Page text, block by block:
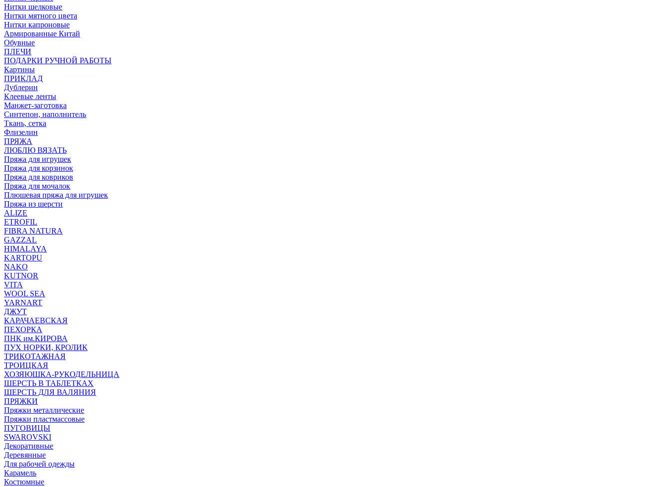
Нитки шелковые
Нитки мятного цвета
Нитки капроновые
Армированные Китай
Обувные
ПЛЕЧИ
ПОДАРКИ РУЧНОЙ РАБОТЫ
Картины
ПРИКЛАД
Дублерин
Клеевые ленты
Манжет-заготовка
Синтепон, наполнитель
Ткань, сетка
Флизелин
ПРЯЖА
ЛЮБЛЮ ВЯЗАТЬ
Пряжа для игрушек
Пряжа для корзинок
Пряжа для ковриков
Пряжа для мочалок
Плюшевая пряжа для игрушек
Пряжа из шерсти
ALIZE
ETROFIL
FIBRA NATURA
GAZZAL
HIMALAYA
KARTOPU
NAKO
KUTNOR
VITA
WOOL SEA
YARNART
ДЖУТ
КАРАЧАЕВСКАЯ
ПЕХОРКА
ПНК им.КИРОВА
ПУХ НОРКИ, КРОЛИК
ТРИКОТАЖНАЯ
ТРОИЦКАЯ
ХОЗЯЮШКА-РУКОДЕЛЬНИЦА
ШЕРСТЬ В ТАБЛЕТКАХ
ШЕРСТЬ ДЛЯ ВАЛЯНИЯ
ПРЯЖКИ
Пряжки металлические
Пряжки пластмассовые
ПУГОВИЦЫ
SWAROVSKI
Декоративные
Деревянные
Для рабочей одежды
Карамель
Костюмные